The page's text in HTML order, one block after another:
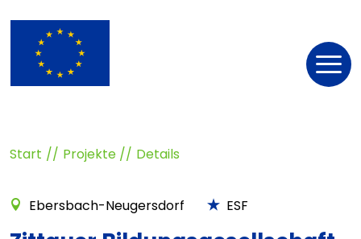
Start Projekte Details
Ebersbach-Neugersdorf ESF